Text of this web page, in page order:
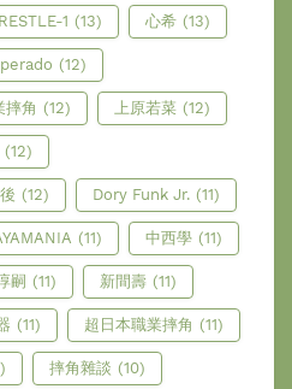
1 (13) 心希 (13)
(12)
摔角 (12) 上原若菜 (12)
(12)
(12) Dory Funk Jr. (11)
(11) 中西學 (11)
嗣 (11) 新間壽 (11)
(11) 超日本職業摔角 (11)
摔角雜談 (10)